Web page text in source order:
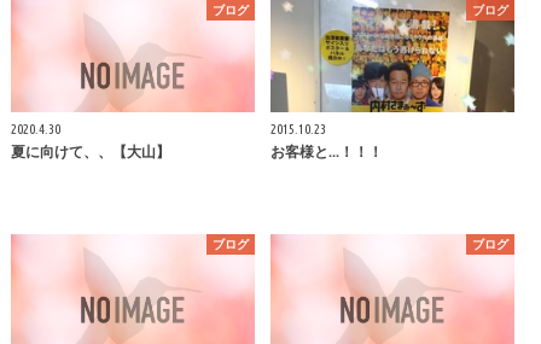
ブログ
2020.4.30
夏に向けて、、【大山】
ブログ
2015.10.23
お客様と...！！！
ブログ ブログ